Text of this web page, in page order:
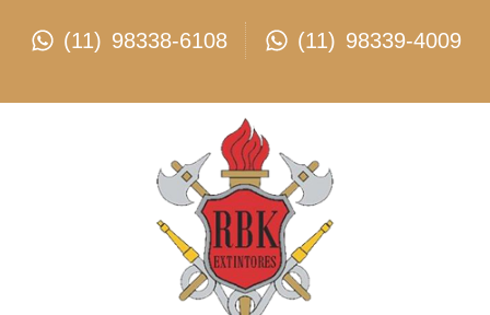
(11) 98338-6108 (11) 98339-4009